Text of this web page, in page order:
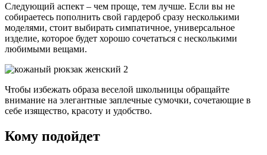
Следующий аспект – чем проще, тем лучше. Если вы не
собираетесь пополнить свой гардероб сразу несколькими
моделями, стоит выбирать симпатичное, универсальное
изделие, которое будет хорошо сочетаться с несколькими
любимыми вещами.
Чтобы избежать образа веселой школьницы обращайте
внимание на элегантные заплечные сумочки, сочетающие в
себе изящество, красоту и удобство.
Кому подойдет